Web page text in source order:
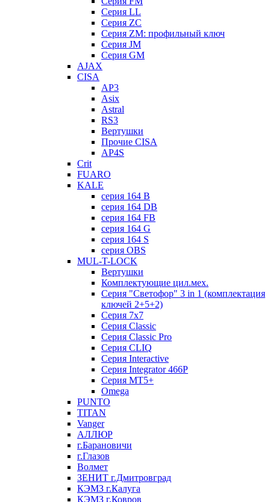
Серия LL
Серия ZC
Серия ZM: профильный ключ
Серия JM
Серия GM
AJAX
CISA
AP3
Asix
Astral
RS3
Вертушки
Прочие CISA
AP4S
Crit
FUARO
KALE
серия 164 B
серия 164 DB
серия 164 FB
серия 164 G
серия 164 S
серия OBS
MUL-T-LOCK
Вертушки
Комплектующие цил.мех.
Серия "Светофор" 3 in 1 (комплектация
ключей 2+5+2)
Серия 7х7
Серия Classic
Серия Classic Pro
Серия CLIQ
Серия Interactive
Серия Integrator 466P
Серия MT5+
Omega
PUNTO
TITAN
Vanger
АЛЛЮР
г.Барановичи
г.Глазов
Волмет
ЗЕНИТ г.Дмитровград
КЭМЗ г.Калуга
КЭМЗ г.Ковров